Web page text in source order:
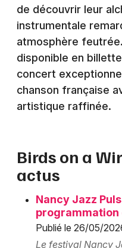
Sports
Soirées
Sorties famille
Expos
Newsletter des
Artistes en tournée
Paris
Strasbourg
Toulouse
Toutes les villes
de découvrir leur
instrumentale
atmosphère
disponible en
concert
chanson française
artistique raffinée.
Birds on a
actus
Nancy Jazz
programmation
Publié le 26/05/
Le festival Nancy